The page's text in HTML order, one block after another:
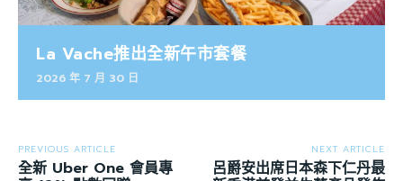
La Vache推出全新午市套餐
2026 年 7 月 30 日
PREVIOUS ARTICLE
全新 Uber One 會員專
NEXT ARTICLE
呂爵安出席日本森下仁丹最